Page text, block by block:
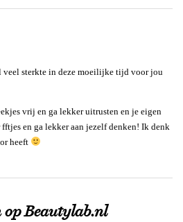
veel sterkte in deze moeilijke tijd voor jou
vrij en ga lekker uitrusten en je eigen
en ga lekker aan jezelf denken! Ik denk
heeft
op Beautylab.nl